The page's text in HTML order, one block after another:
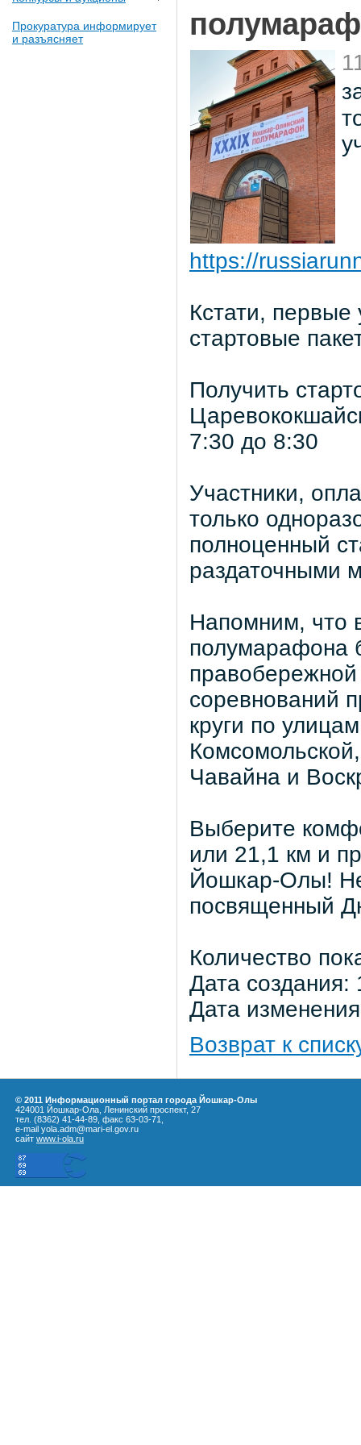
Прокуратура информирует
и разъясняет
https://
Кстати,
стартовые
Получить
7:30 до 8:30
Участники,
только
полноценный
раздаточными
Напомним, что
полумарафона
правобережной
соревнований
круги по
Чавайна и
Выберите
или 21,1 км и
Йошкар-Олы! Не
посвященный
Количество
Дата
Дата
Возврат к
© 2011 Информационный портал города Йошкар-Олы
424001 Йошкар-Ола, Ленинский проспект, 27
тел. (8362) 41-44-89, факс 63-03-71,
e-mail yola.adm@mari-el.gov.ru
сайт www.i-ola.ru